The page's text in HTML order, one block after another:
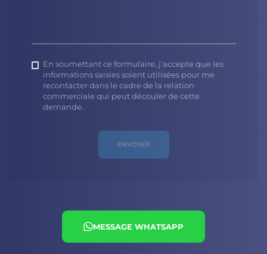
En soumettant ce formulaire, j'accepte que les
informations saisies soient utilisées pour me
recontacter dans le cadre de la relation
commerciale qui peut découler de cette
demande.
ENVOYER
MESSAGE WHATSAPP